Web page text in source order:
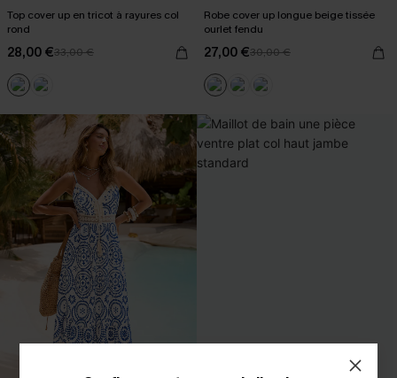
Top cover up en tricot à rayures col
rond
28,00 €33,00 €
Robe cover up longue beige tissée
ourlet fendu
27,00 €30,00 €